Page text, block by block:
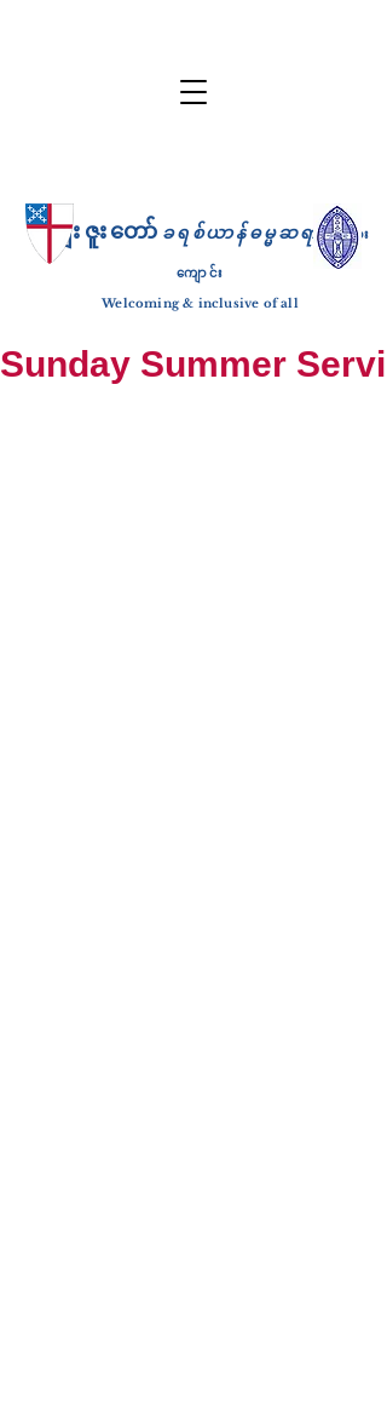
ကျေးဇူးတော် ခရစ်ယာန်ဓမ္မဆရာ ဘုရား
ကျောင်း
Welcoming & inclusive of all
Sunday Summer